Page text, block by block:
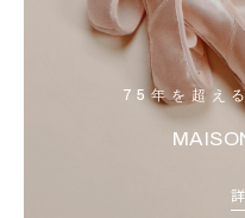
75年を超え